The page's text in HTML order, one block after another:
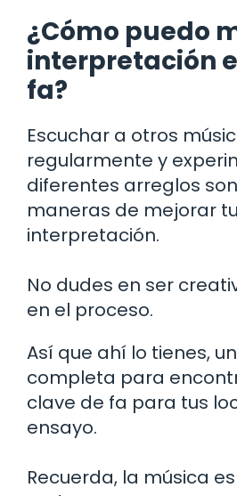
¿Cómo puedo
interpretación
fa?
Escuchar a otros
regularmente y
diferentes arreglos
maneras de mejorar tu
interpretación.
No dudes en ser
en el proceso.
Así que ahí lo tienes,
completa para
clave de fa para tus
ensayo.
Recuerda, la música